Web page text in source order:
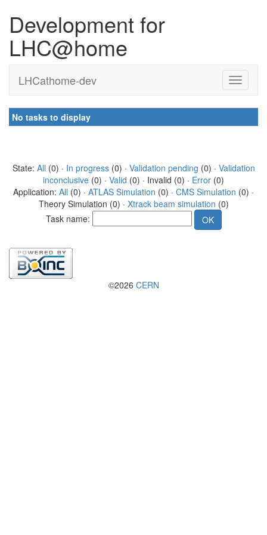
Development for
LHC@home
LHCathome-dev
No tasks to display
State: All (0) · In progress(0) · Validation pending (0) · Validation
inconclusive (0) · Valid (0) · Invalid (0) · Error (0)
Application: All (0) · ATLAS Simulation (0) · CMS Simulation (0) ·
Theory Simulation (0) · Xtrack beam simulation (0)
Task name:
©2026 CERN